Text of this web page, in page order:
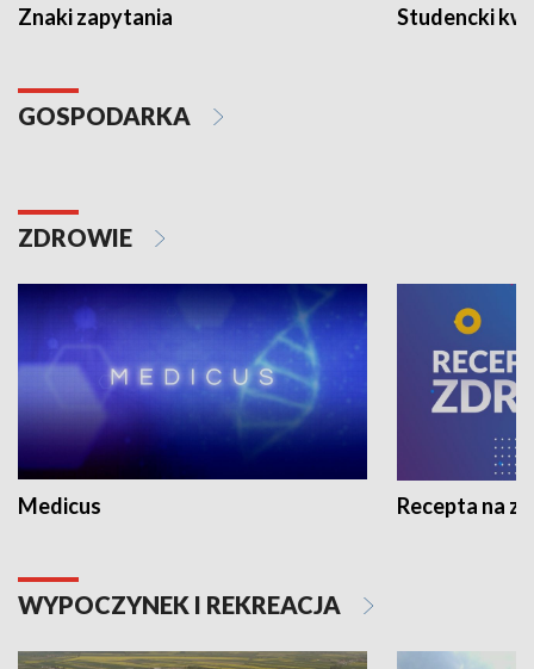
Znaki zapytania Studencki
GOSPODARKA
ZDROWIE
Medicus Recepta na
WYPOCZYNEK I REKREACJA